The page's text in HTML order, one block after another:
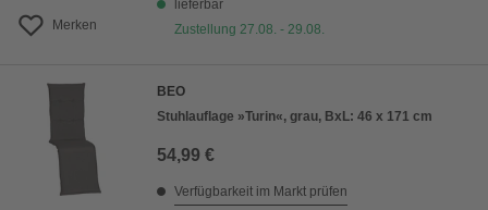
Merken
lieferbar
Zustellung 27.08. - 29.08.
BEO
Stuhlauflage »Turin«, grau, BxL: 46 x 171 cm
54,99 €
Verfügbarkeit im Markt prüfen